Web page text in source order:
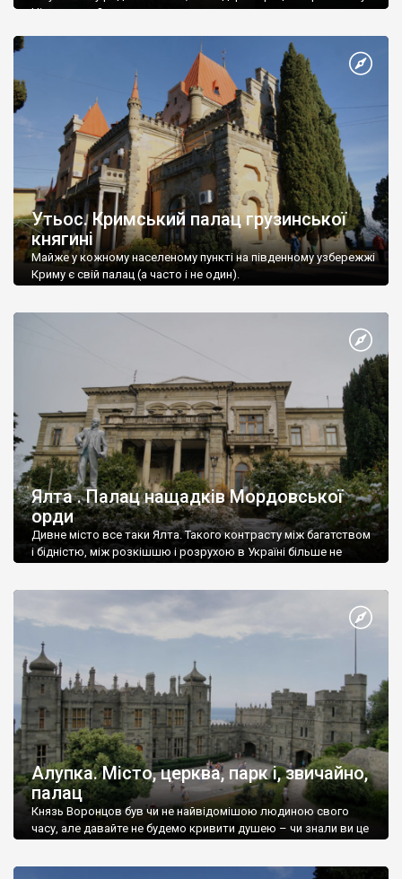
Ніжин греки?
Утьос. Кримський палац грузинської
княгині
Майже у кожному населеному пункті на південному узбережжі
Криму є свій палац (а часто і не один).
Ялта . Палац нащадків Мордовської
орди
Дивне місто все таки Ялта. Такого контрасту між багатством
і бідністю, між розкішшю і розрухою в Україні більше не
Алупка. Місто, церква, парк і, звичайно,
палац
Князь Воронцов був чи не найвідомішою людиною свого
часу, але давайте не будемо кривити душею – чи знали ви це